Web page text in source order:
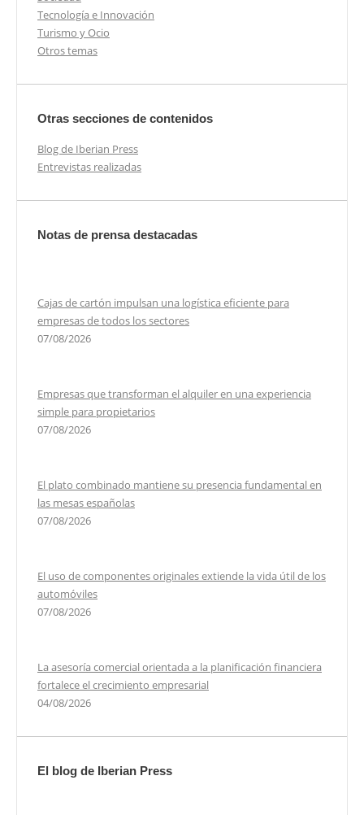
Tecnología e Innovación
Turismo y Ocio
Otros temas
Otras secciones de contenidos
Blog de Iberian Press
Entrevistas realizadas
Notas de prensa destacadas
Cajas de cartón impulsan una logística eficiente para
empresas de todos los sectores
07/08/2026
Empresas que transforman el alquiler en una experiencia
simple para propietarios
07/08/2026
El plato combinado mantiene su presencia fundamental en
las mesas españolas
07/08/2026
El uso de componentes originales extiende la vida útil de los
automóviles
07/08/2026
La asesoría comercial orientada a la planificación financiera
fortalece el crecimiento empresarial
04/08/2026
El blog de Iberian Press